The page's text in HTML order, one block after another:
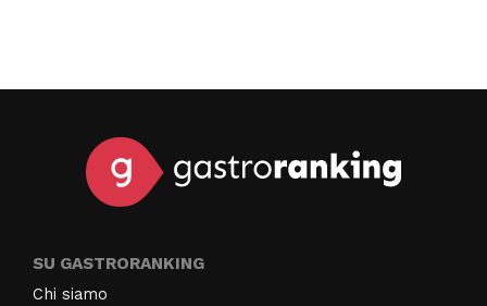
SU GASTRORANKING
Chi siamo